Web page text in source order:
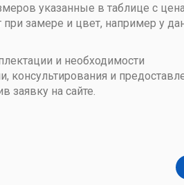
указанные в таблице с
замере и цвет, например у
и необходимости
и
заявку на сайте.